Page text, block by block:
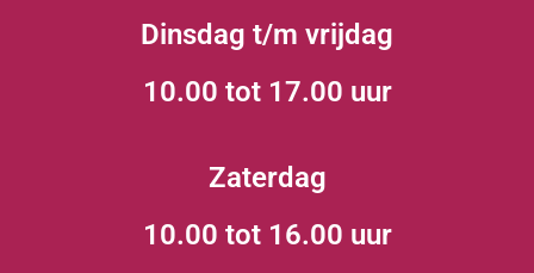
Dinsdag t/m vrijdag
10.00 tot 17.00 uur
Zaterdag
10.00 tot 16.00 uur